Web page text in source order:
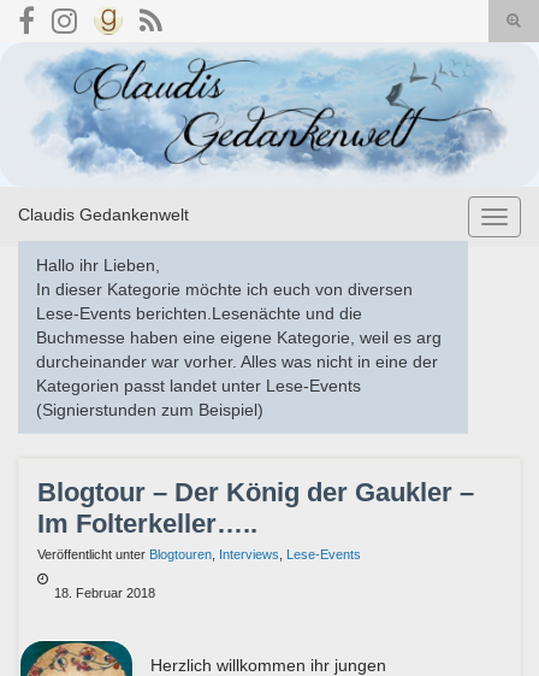
Search for:
Claudis Gedankenwelt
Hallo ihr Lieben,
In dieser Kategorie möchte ich euch von diversen
Lese-Events berichten.Lesenächte und die
Buchmesse haben eine eigene Kategorie, weil es arg
durcheinander war vorher. Alles was nicht in eine der
Kategorien passt landet unter Lese-Events
(Signierstunden zum Beispiel)
Blogtour – Der König der Gaukler –
Im Folterkeller…..
Veröffentlicht unter Blogtouren Interviews Lese-Events
18. Februar 2018
Herzlich willkommen ihr jungen